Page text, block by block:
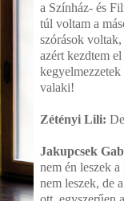
a Színház- és
túl voltam a
szórások
azért kezdtem
valaki!
Zétényi Lili:
Jakupcsek
nem én leszek
nem leszek, de